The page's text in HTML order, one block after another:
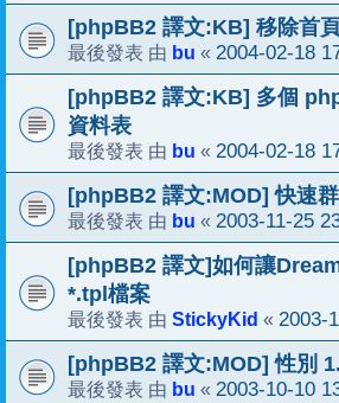
[phpBB2 譯文:KB] 移除首
最後發表 由 bu « 2004-02-18
[phpBB2 譯文:KB] 多個
資料表
最後發表 由 bu « 2004-02-18
[phpBB2 譯文:MOD] 快速
最後發表 由 bu « 2003-11-25
[phpBB2 譯文]如何讓
*.tpl檔案
最後發表 由 StickyKid « 2003-
[phpBB2 譯文:MOD] 性別
最後發表 由 bu « 2003-10-10